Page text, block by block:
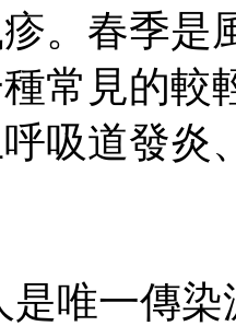
春季是
常見的較
吸道發炎
一傳染